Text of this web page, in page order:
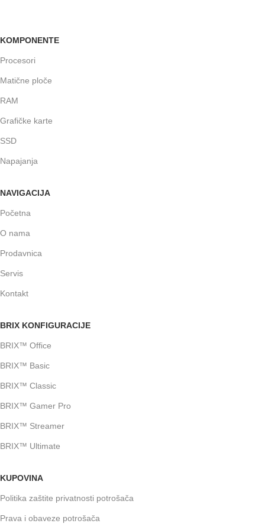
KOMPONENTE
Procesori
Matične ploče
RAM
Grafičke karte
SSD
Napajanja
NAVIGACIJA
Početna
O nama
Prodavnica
Servis
Kontakt
BRIX KONFIGURACIJE
BRIX™ Office
BRIX™ Basic
BRIX™ Classic
BRIX™ Gamer Pro
BRIX™ Streamer
BRIX™ Ultimate
KUPOVINA
Politika zaštite privatnosti potrošača
Prava i obaveze potrošača